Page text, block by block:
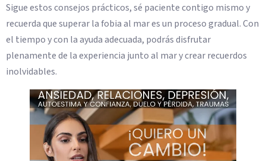
Sigue estos consejos prácticos, sé paciente contigo mismo y
recuerda que superar la fobia al mar es un proceso gradual. Con
el tiempo y con la ayuda adecuada, podrás disfrutar
plenamente de la experiencia junto al mar y crear recuerdos
inolvidables.